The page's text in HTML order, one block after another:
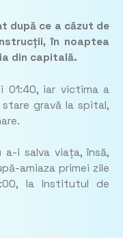
după ce a căzut de
în noaptea
din capitală.
01:40, iar victima a
gravă la spital,
i salva viața, însă,
amiaza primei zile
la Institutul de